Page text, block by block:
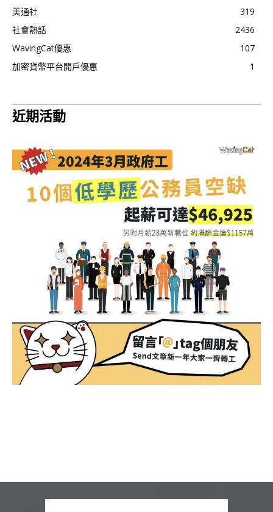
美通社
319
社會熱話
2436
WavingCat優惠
107
加密貨幣平台開戶優惠
1
近期活動